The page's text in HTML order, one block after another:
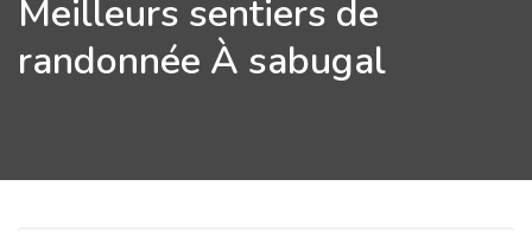
Meilleurs sentiers de
randonnée À sabugal